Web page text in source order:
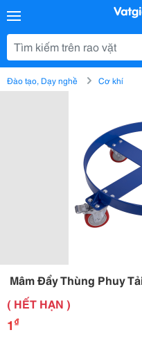
Đào tạo, Dạy nghề Cơ khí
Mâm Đẩy Thùng Phuy
( HẾT HẠN )
1 ₫